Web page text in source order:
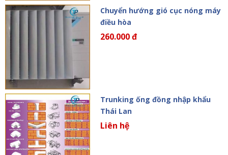
Chuyển hướng gió cục nóng máy
điều hòa
260.000 đ
Trunking ống đồng nhập khẩu
Thái Lan
Liên hệ